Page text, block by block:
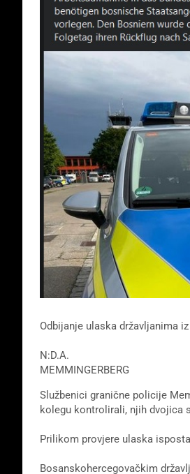
Odbijanje ulaska državljanima
N:D.A.
MEMMINGERBERG
Službenici granične policije
kolegu kontrolirali, njih dvojica
Prilikom provjere ulaska
Bosanskohercegovačkim